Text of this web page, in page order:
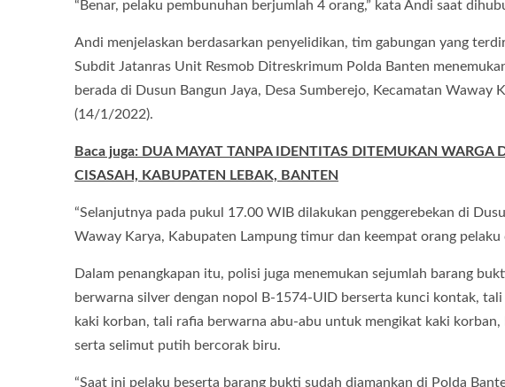
“Benar, pelaku pembunuhan berjumlah 4 orang,” kata Andi saat
Andi menjelaskan berdasarkan penyelidikan, tim gabungan yang
Subdit Jatanras Unit Resmob Ditreskrimum Polda Banten
berada di Dusun Bangun Jaya, Desa Sumberejo, Kecamatan Waway
(14/1/2022).
Baca juga: DUA MAYAT TANPA IDENTITAS DITEMUKAN WARGA
CISASAH, KABUPATEN LEBAK, BANTEN
“Selanjutnya pada pukul 17.00 WIB dilakukan penggerebekan di
Waway Karya, Kabupaten Lampung timur dan keempat orang pelaku
Dalam penangkapan itu, polisi juga menemukan sejumlah barang
berwarna silver dengan nopol B-1574-UID berserta kunci kontak,
kaki korban, tali rafia berwarna abu-abu untuk mengikat kaki
serta selimut putih bercorak biru.
“Saat ini pelaku beserta barang bukti sudah diamankan di Polda